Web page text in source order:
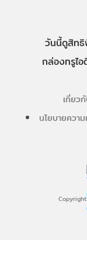
วันนี้ดูสิทธิ
กล่องทรูไอ
เกี่ยว
นโยบายควา